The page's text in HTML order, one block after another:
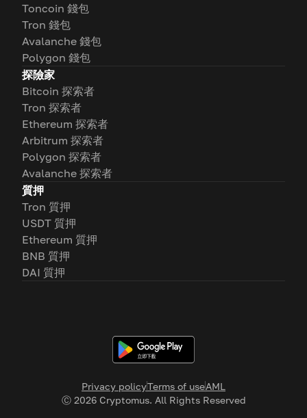
Privacy policyTerms of useAML
Ⓒ 2026Cryptomus. All Rights Reserved
Toncoin 錢包
Tron 錢包
Avalanche 錢包
Polygon 錢包
探險家
Bitcoin 探索者
Tron 探索者
Ethereum 探索者
Arbitrum 探索者
Polygon 探索者
Avalanche 探索者
質押
Tron 質押
USDT 質押
Ethereum 質押
BNB 質押
DAI 質押